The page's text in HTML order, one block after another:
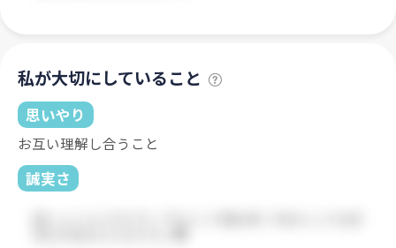
私が大切にしていること
思いやり
お互い理解し合うこと
誠実さ